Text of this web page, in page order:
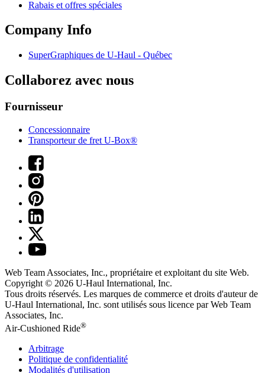
Rabais et offres spéciales
Company Info
SuperGraphiques de U-Haul - Québec
Collaborez avec nous
Fournisseur
Concessionnaire
Transporteur de fret U-Box®
Web Team Associates, Inc., propriétaire et exploitant du site Web.
Copyright © 2026 U-Haul International, Inc.
Tous droits réservés. Les marques de commerce et droits d'auteur de
U-Haul International, Inc. sont utilisés sous licence par Web Team
Associates, Inc.
Air-Cushioned Ride®
Arbitrage
Politique de confidentialité
Modalités d'utilisation